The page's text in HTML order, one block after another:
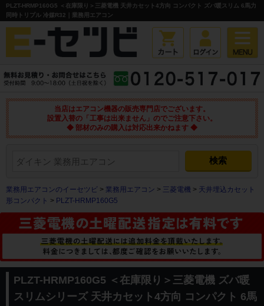
PLZT-HRMP160G5 ＜在庫限り＞三菱電機 天井カセット4方向 コンパクト ズバ暖スリム 6馬力
同時トリプル 冷媒R32｜業務用エアコン
当店はエアコン機器の販売専門店でございます。
設置入替の「工事は出来ません」のでご注意下さい。
◆ 部材のみの購入は対応出来かねます ◆
業務用エアコンのイーセツビ > 業務用エアコン > 三菱電機 > 天井埋込カセット
形コンパクト > PLZT-HRMP160G5
PLZT-HRMP160G5 ＜在庫限り＞三菱電機 ズバ暖
スリムシリーズ 天井カセット4方向 コンパクト 6馬